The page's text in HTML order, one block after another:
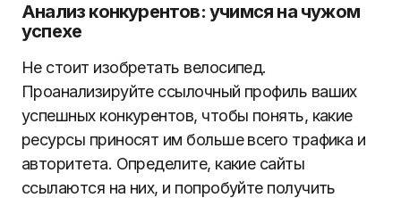
Анализ конкурентов: учимся на чужом
успехе
Не стоит изобретать велосипед.
Проанализируйте ссылочный профиль ваших
успешных конкурентов, чтобы понять, какие
ресурсы приносят им больше всего трафика и
авторитета. Определите, какие сайты
ссылаются на них, и попробуйте получить